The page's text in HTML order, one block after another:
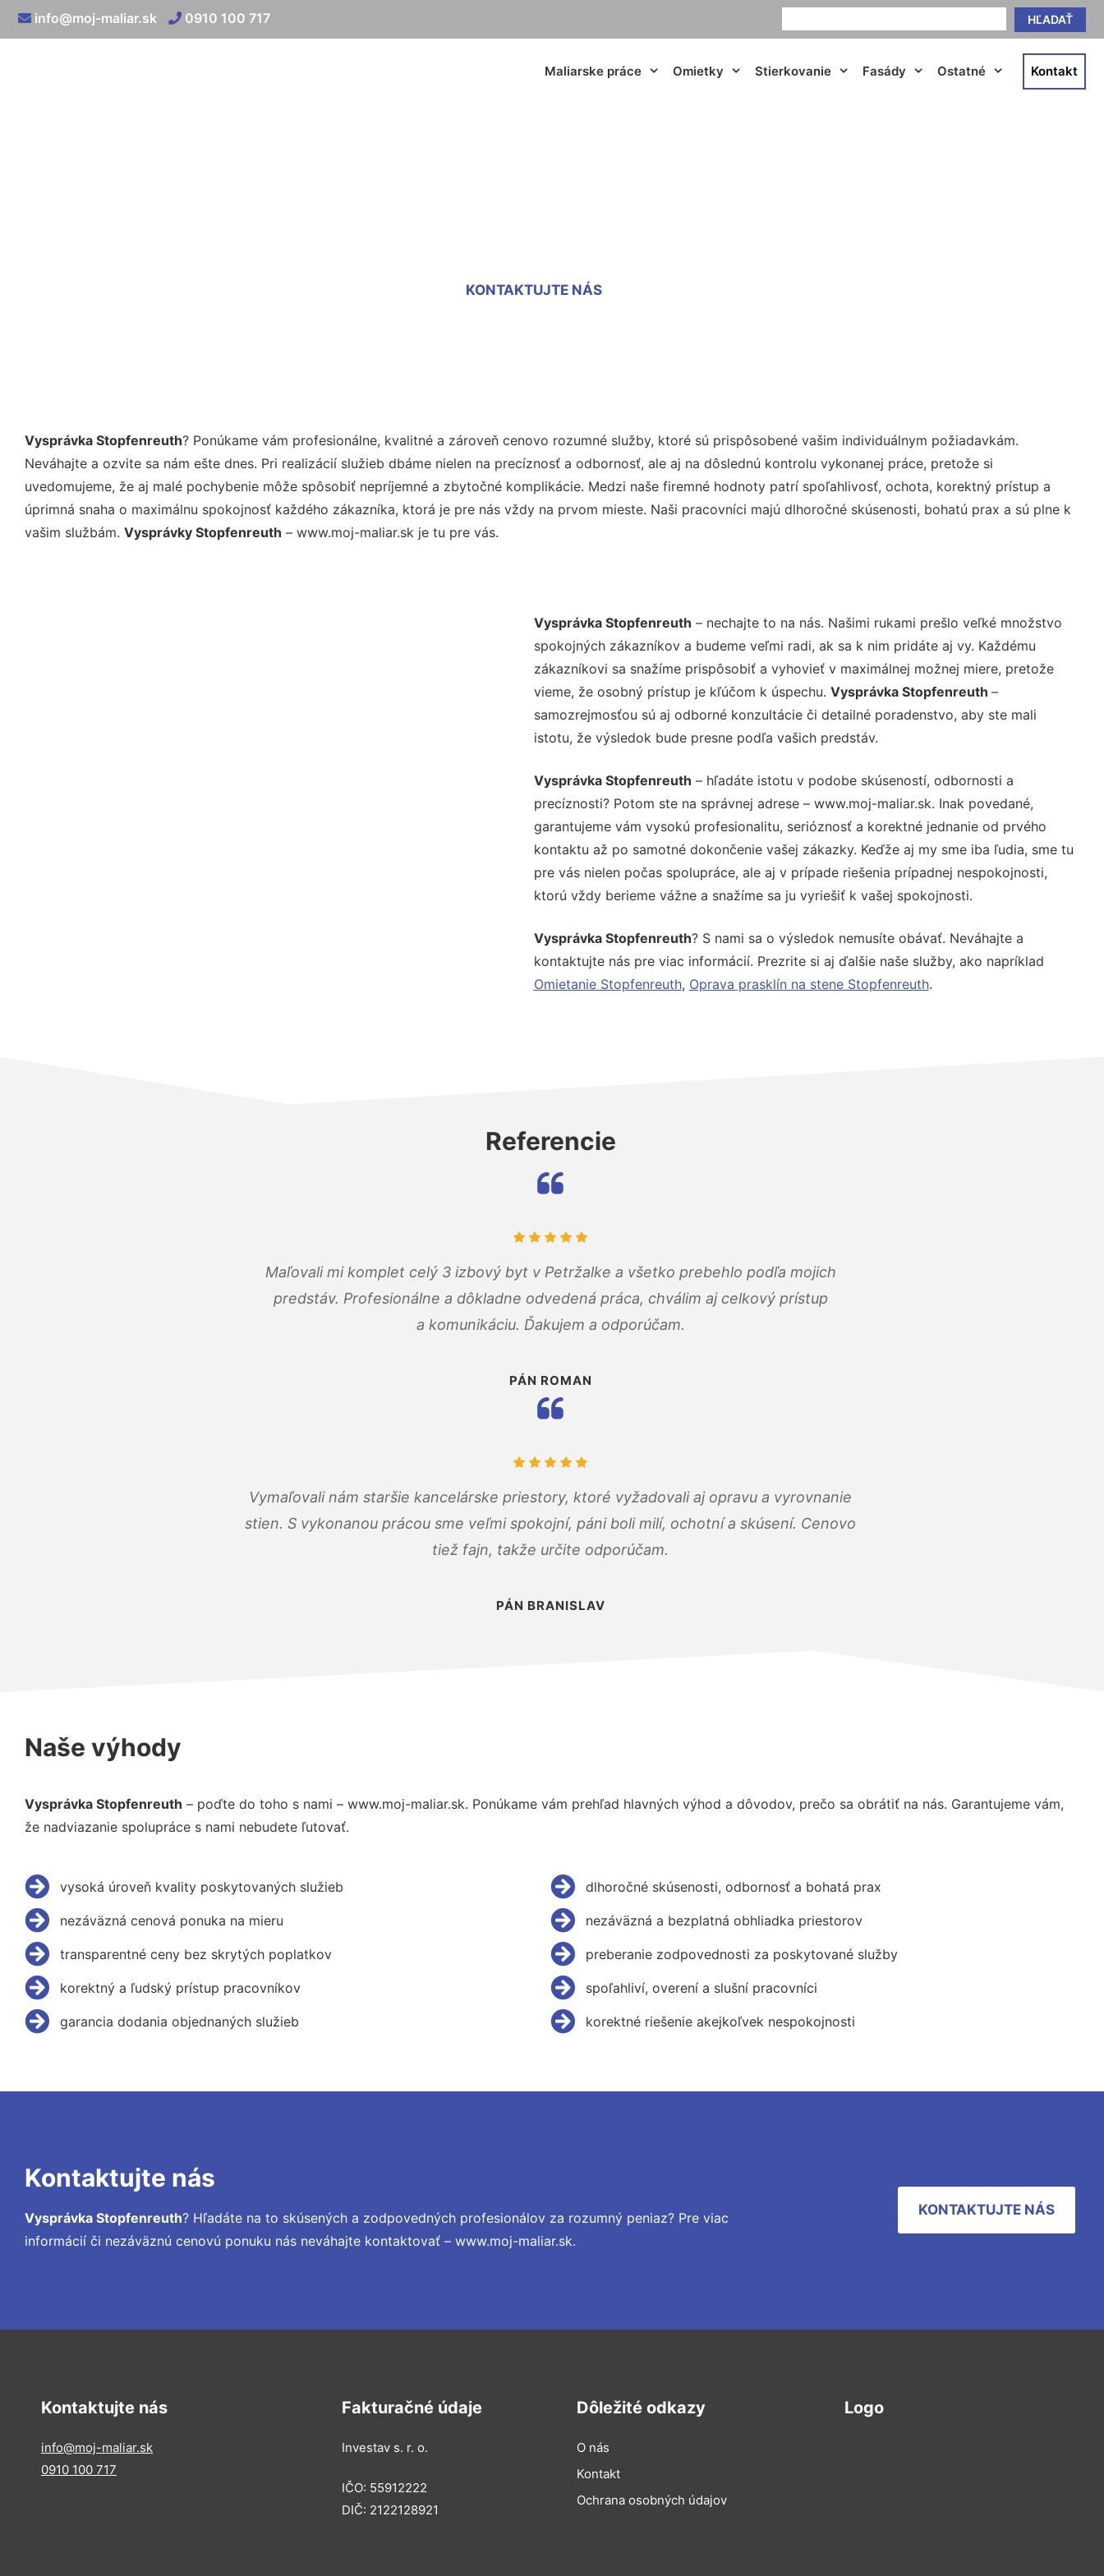
HĽADAŤ
info@moj-maliar.sk 0910 100 717
Maliarske práce Omietky Stierkovanie Fasády Ostatné Kontakt
KONTAKTUJTE NÁS
Vysprávka Stopfenreuth? Ponúkame vám profesionálne, kvalitné a zároveň cenovo rozumné služby, ktoré sú prispôsobené vašim individuálnym požiadavkám.
Neváhajte a ozvite sa nám ešte dnes. Pri realizácií služieb dbáme nielen na precíznosť a odbornosť, ale aj na dôslednú kontrolu vykonanej práce, pretože si
uvedomujeme, že aj malé pochybenie môže spôsobiť nepríjemné a zbytočné komplikácie. Medzi naše firemné hodnoty patrí spoľahlivosť, ochota, korektný prístup a
úprimná snaha o maximálnu spokojnosť každého zákazníka, ktorá je pre nás vždy na prvom mieste. Naši pracovníci majú dlhoročné skúsenosti, bohatú prax a sú plne k
vašim službám. Vysprávky Stopfenreuth – www.moj-maliar.sk je tu pre vás.
Vysprávka Stopfenreuth – nechajte to na nás. Našimi rukami prešlo veľké množstvo
spokojných zákazníkov a budeme veľmi radi, ak sa k nim pridáte aj vy. Každému
zákazníkovi sa snažíme prispôsobiť a vyhovieť v maximálnej možnej miere, pretože
vieme, že osobný prístup je kľúčom k úspechu. Vysprávka Stopfenreuth –
samozrejmosťou sú aj odborné konzultácie či detailné poradenstvo, aby ste mali
istotu, že výsledok bude presne podľa vašich predstáv.
Vysprávka Stopfenreuth – hľadáte istotu v podobe skúseností, odbornosti a
precíznosti? Potom ste na správnej adrese – www.moj-maliar.sk. Inak povedané,
garantujeme vám vysokú profesionalitu, serióznosť a korektné jednanie od prvého
kontaktu až po samotné dokončenie vašej zákazky. Keďže aj my sme iba ľudia, sme tu
pre vás nielen počas spolupráce, ale aj v prípade riešenia prípadnej nespokojnosti,
ktorú vždy berieme vážne a snažíme sa ju vyriešiť k vašej spokojnosti.
Vysprávka Stopfenreuth? S nami sa o výsledok nemusíte obávať. Neváhajte a
kontaktujte nás pre viac informácií. Prezrite si aj ďalšie naše služby, ako napríklad
Omietanie Stopfenreuth, Oprava prasklín na stene Stopfenreuth.
Referencie
Maľovali mi komplet celý 3 izbový byt v Petržalke a všetko prebehlo podľa mojich
predstáv. Profesionálne a dôkladne odvedená práca, chválim aj celkový prístup
a komunikáciu. Ďakujem a odporúčam.
PÁN ROMAN
Vymaľovali nám staršie kancelárske priestory, ktoré vyžadovali aj opravu a vyrovnanie
stien. S vykonanou prácou sme veľmi spokojní, páni boli milí, ochotní a skúsení. Cenovo
tiež fajn, takže určite odporúčam.
PÁN BRANISLAV
Naše výhody
Vysprávka Stopfenreuth – poďte do toho s nami – www.moj-maliar.sk. Ponúkame vám prehľad hlavných výhod a dôvodov, prečo sa obrátiť na nás. Garantujeme vám,
že nadviazanie spolupráce s nami nebudete ľutovať.
vysoká úroveň kvality poskytovaných služieb
nezáväzná cenová ponuka na mieru
transparentné ceny bez skrytých poplatkov
korektný a ľudský prístup pracovníkov
garancia dodania objednaných služieb
dlhoročné skúsenosti, odbornosť a bohatá prax
nezáväzná a bezplatná obhliadka priestorov
preberanie zodpovednosti za poskytované služby
spoľahliví, overení a slušní pracovníci
korektné riešenie akejkoľvek nespokojnosti
Kontaktujte nás
Vysprávka Stopfenreuth? Hľadáte na to skúsených a zodpovedných profesionálov za rozumný peniaz? Pre viac
informácií či nezáväznú cenovú ponuku nás neváhajte kontaktovať – www.moj-maliar.sk.
KONTAKTUJTE NÁS
Kontaktujte nás
info@moj-maliar.sk
0910 100 717
Fakturačné údaje
Investav s. r. o.
IČO: 55912222
DIČ: 2122128921
Dôležité odkazy
O nás
Kontakt
Ochrana osobných údajov
Logo